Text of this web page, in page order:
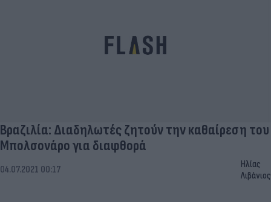
Βραζιλία: Διαδηλωτές ζητούν την καθαίρεση του
Μπολσονάρο για διαφθορά
04.07.2021 00:17
Ηλίας
Λιβάνιος